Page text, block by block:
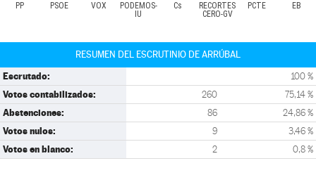
PP PSOE VOX
PODEMOS-
IU
Cs
RECORTES
CERO-GV
PCTE EB
RESUMEN DEL ESCRUTINIO DE ARRÚBAL
Escrutado: 100 %
Votos contabilizados: 260 75,14 %
Abstenciones: 86 24,86 %
Votos nulos: 9 3,46 %
Votos en blanco: 2 0,8 %